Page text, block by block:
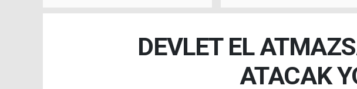
DEVLET EL
ATACAK